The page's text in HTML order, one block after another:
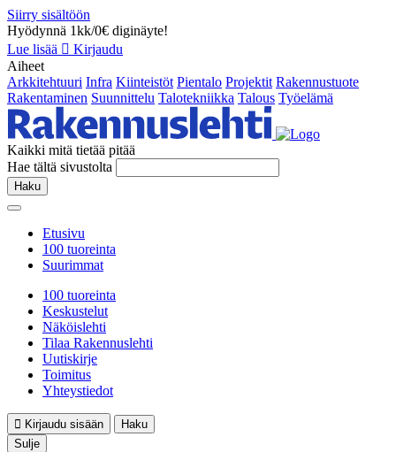
Siirry sisältöön
Hyödynnä 1kk/0€ diginäyte!
Lue lisää
Kirjaudu
Aiheet
Arkkitehtuuri Infra Kiinteistöt Pientalo Projektit Rakennustuote
Rakentaminen Suunnittelu Talotekniikka Talous Työelämä
Kaikki mitä tietää pitää
Hae tältä sivustolta
Haku
Etusivu
100 tuoreinta
Suurimmat
100 tuoreinta
Keskustelut
Näköislehti
Tilaa Rakennuslehti
Uutiskirje
Toimitus
Yhteystiedot
Kirjaudu sisään
Haku
Sulje